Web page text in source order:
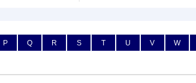
P Q R S T U V W